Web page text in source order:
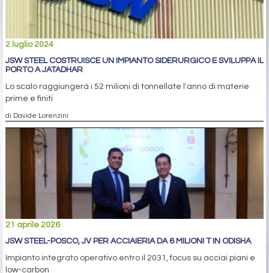
2 luglio 2024
JSW STEEL COSTRUISCE UN IMPIANTO SIDERURGICO E SVILUPPA IL
PORTO A JATADHAR
Lo scalo raggiungerà i 52 milioni di tonnellate l'anno di materie
prime e finiti
di Davide Lorenzini
21 aprile 2026
JSW STEEL-POSCO, JV PER ACCIAIERIA DA 6 MILIONI T IN ODISHA
Impianto integrato operativo entro il 2031, focus su acciai piani e
low-carbon